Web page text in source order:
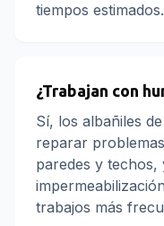
tiempos estimados.
¿Trabajan con
Sí, los albañiles
reparar
paredes y techos,
trabajos más